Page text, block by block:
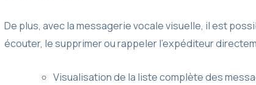
De plus, avec la messagerie vocale visuelle, il est
écouter, le supprimer ou rappeler l’expéditeur
Visualisation de la liste complète des